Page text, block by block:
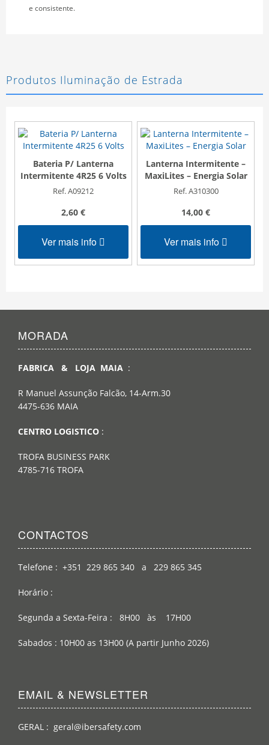
e consistente.
Produtos Iluminação de Estrada
Bateria P/ Lanterna
Intermitente 4R25 6 Volts
Ref. A09212
2,60 €
Ver mais info
Lanterna Intermitente –
MaxiLites – Energia Solar
Ref. A310300
14,00 €
Ver mais info
MORADA
FABRICA & LOJA MAIA :
R Manuel Assunção Falcão, 14-Arm.30
4475-636 MAIA
CENTRO LOGISTICO :
TROFA BUSINESS PARK
4785-716 TROFA
CONTACTOS
Telefone : +351 229 865 340 a 229 865 345
Horário :
Segunda a Sexta-Feira : 8H00 às 17H00
Sabados : 10H00 as 13H00 (A partir Junho 2026)
EMAIL & NEWSLETTER
GERAL : geral@ibersafety.com